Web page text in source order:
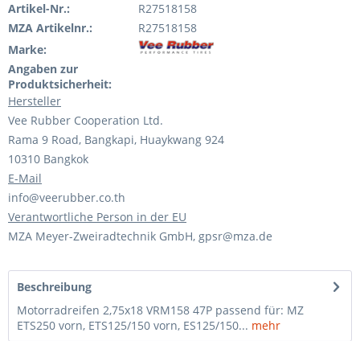
Artikel-Nr.:
R27518158
MZA Artikelnr.:
R27518158
Marke:
Angaben zur
Produktsicherheit:
Hersteller
Vee Rubber Cooperation Ltd.
Rama 9 Road, Bangkapi, Huaykwang 924
10310 Bangkok
E-Mail
info@veerubber.co.th
Verantwortliche Person in der EU
MZA Meyer-Zweiradtechnik GmbH, gpsr@mza.de
Beschreibung
Motorradreifen 2,75x18 VRM158 47P passend für: MZ
ETS250 vorn, ETS125/150 vorn, ES125/150... mehr